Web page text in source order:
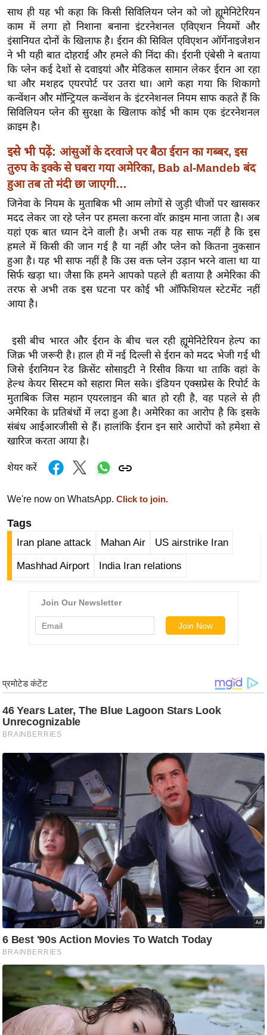
यं
ग
इं
डि
या
सा
हि
त्य
ज
ग
त
ऑ
टो
व
र्ल्ड
न्यू
ज
ब्री
फ
नो
रं
ज
न
ज
ग
त
ली
ड
हॉ
वु
ड
r
e
a
k
n
g
N
e
w
ला
इ
फ
स्टा
इ
ल
टे
क्नॉ
लॉ
जी
ब्यू
टी
साथ ही यह भी कहा कि किसी सिविलियन प्लेन को जो ह्यूमेनिटेरियन
काम में लगा हो निशाना बनाना इंटरनेशनल एविएशन नियमों और
इंसानियत दोनों के खिलाफ है। ईरान की सिविल एविएशन ऑर्गेनाइजेशन
ने भी यही बात दोहराई और हमले की निंदा की। ईरानी एंबेसी ने बताया
कि प्लेन कई देशों से दवाइयां और मेडिकल सामान लेकर ईरान आ रहा
था और मशहद एयरपोर्ट पर उतरा था। आगे कहा गया कि शिकागो
कन्वेंशन और मॉन्ट्रियल कन्वेंशन के इंटरनेशनल नियम साफ कहते हैं कि
सिविलियन प्लेन की सुरक्षा के खिलाफ कोई भी काम एक इंटरनेशनल
क्राइम है।
इसे भी पढ़ें: आंसुओं के दरवाजे पर बैठा ईरान का गब्बर, इस
तुरुप के इक्के से घबरा गया अमेरिका, Bab al-Mandeb बंद
हुआ तब तो मंदी छा जाएगी…
जिनेवा के नियम के मुताबिक भी आम लोगों से जुड़ी चीजों पर खासकर
मदद लेकर जा रहे प्लेन पर हमला करना वॉर क्राइम माना जाता है। अब
यहां एक बात ध्यान देने वाली है। अभी तक यह साफ नहीं है कि इस
हमले में किसी की जान गई है या नहीं और प्लेन को कितना नुकसान
हुआ है। यह भी साफ नहीं है कि उस वक्त प्लेन उड़ान भरने वाला था या
सिर्फ खड़ा था। जैसा कि हमने आपको पहले ही बताया है अमेरिका की
तरफ से अभी तक इस घटना पर कोई भी ऑफिशियल स्टेटमेंट नहीं
आया है।
इसी बीच भारत और ईरान के बीच चल रही ह्यूमेनिटेरियन हेल्प का
जिक्र भी जरूरी है। हाल ही में नई दिल्ली से ईरान को मदद भेजी गई थी
जिसे ईरानियन रेड क्रिसेंट सोसाइटी ने रिसीव किया था ताकि वहां के
हेल्थ केयर सिस्टम को सहारा मिल सके। इंडियन एक्सप्रेस के रिपोर्ट के
मुताबिक जिस महान एयरलाइन की बात हो रही है, वह पहले से ही
अमेरिका के प्रतिबंधों में लदा हुआ है। अमेरिका का आरोप है कि इसके
संबंध आईआरजीसी से हैं। हालांकि ईरान इन सारे आरोपों को हमेशा से
खारिज करता आया है।
शेयर करें
We're now on WhatsApp. Click to join.
Tags
Iran plane attack Mahan Air US airstrike Iran
Mashhad Airport India Iran relations